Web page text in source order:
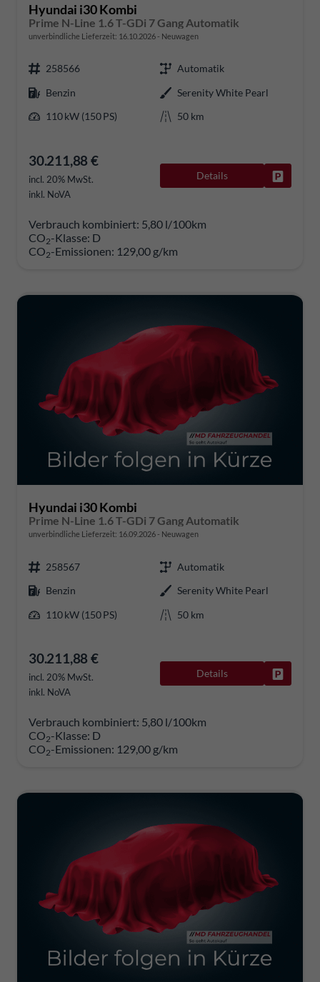
Hyundai i30 Kombi
Prime N-Line 1.6 T-GDi 7 Gang Automatik
unverbindliche Lieferzeit: 16.10.2026 Neuwagen
258566
Automatik
Benzin
Serenity White Pearl
110 kW (150 PS)
50 km
30.211,88 €
incl. 20% MwSt.
inkl. NoVA
Details
Verbrauch kombiniert: 5,80 l/100km
CO2-Klasse: D
CO2-Emissionen: 129,00 g/km
Hyundai i30 Kombi
Prime N-Line 1.6 T-GDi 7 Gang Automatik
unverbindliche Lieferzeit: 16.09.2026 Neuwagen
258567
Automatik
Benzin
Serenity White Pearl
110 kW (150 PS)
50 km
30.211,88 €
incl. 20% MwSt.
inkl. NoVA
Details
Verbrauch kombiniert: 5,80 l/100km
CO2-Klasse: D
CO2-Emissionen: 129,00 g/km